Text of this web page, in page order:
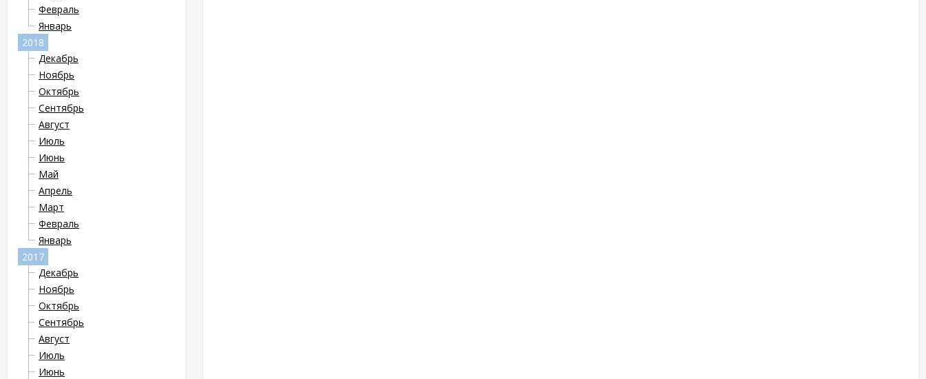
Февраль
Январь
2018
Декабрь
Ноябрь
Октябрь
Сентябрь
Август
Июль
Июнь
Май
Апрель
Март
Февраль
Январь
2017
Декабрь
Ноябрь
Октябрь
Сентябрь
Август
Июль
Июнь